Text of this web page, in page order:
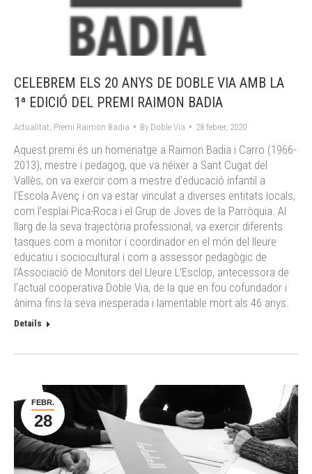
CELEBREM ELS 20 ANYS DE DOBLE VIA AMB LA
1ª EDICIÓ DEL PREMI RAIMON BADIA
Actualitat Premi Raimon Badia By Doble Via 28 febrer, 2020
Aquest premi és un homenatge a Raimon Badia i Carro (1966-
2013), mestre i pedagog, que va néixer a Sant Cugat del
Vallès, on va exercir com a mestre d’educació infantil a
l’Escola Avenç i on va estar vinculat a diverses entitats locals,
com l’esplai Pica-Roca i el Grup de Joves de la Parròquia. Al
llarg de la seva trajectòria professional, va exercir diferents
tasques com a monitor i coordinador en el món del lleure
educatiu i sociocultural i com a assessor pedagògic de
l’Associació de Monitors del Lleure L’Esclop, antecessora de
l’actual cooperativa Doble Via, de la que en fou cofundador i
ànima fins la seva inesperada i lamentable mort als 46 anys.
Details
FEBR.
28